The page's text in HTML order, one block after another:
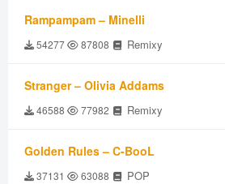
Rampampam – Minelli
54277 87808 Remixy
Stranger – Olivia Addams
46588 77982 Remixy
Golden Rules – C-BooL
37131 63088 POP